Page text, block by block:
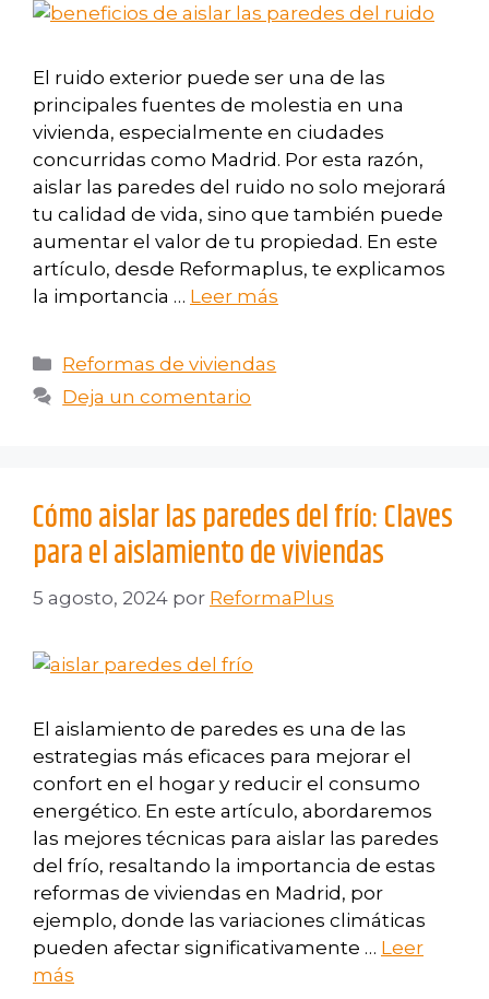
El ruido exterior puede ser una de las
principales fuentes de molestia en una
vivienda, especialmente en ciudades
concurridas como Madrid. Por esta razón,
aislar las paredes del ruido no solo mejorará
tu calidad de vida, sino que también puede
aumentar el valor de tu propiedad. En este
artículo, desde Reformaplus, te explicamos
la importancia … Leer más
Reformas de viviendas
Deja un comentario
Cómo aislar las paredes del frío: Claves
para el aislamiento de viviendas
5 agosto, 2024 por ReformaPlus
El aislamiento de paredes es una de las
estrategias más eficaces para mejorar el
confort en el hogar y reducir el consumo
energético. En este artículo, abordaremos
las mejores técnicas para aislar las paredes
del frío, resaltando la importancia de estas
reformas de viviendas en Madrid, por
ejemplo, donde las variaciones climáticas
pueden afectar significativamente … Leer
más